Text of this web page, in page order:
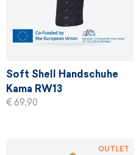
Soft Shell Handschuhe
Kama RW13
€ 69,90
OUTLET